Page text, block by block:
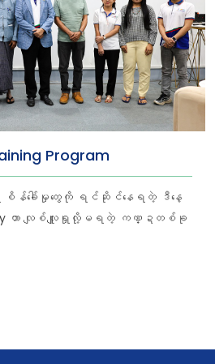
𝐘𝐨𝐮𝐫 𝐖𝐨𝐫𝐥𝐝 𝐖𝐢𝐭𝐡 𝐌𝐓𝐁 သင့်
နဲ့လက်တွဲစို့
Program
စိန်ခေါ်မှုတွေကို ရင်ဆိုင်နေရတဲ့ ဒီနေ့
ဟာ လျစ်လျူရှုလို့မရတဲ့ ကဏ္ဍတစ်ခု
တိုက်ဖျက်ရာမှာ အခြေခံဘဏ္ဍာရေး